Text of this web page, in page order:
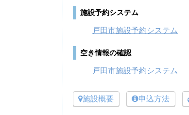
施設予約システム
戸田市施設予約システム
空き情報の確認
戸田市施設予約システム
施設概要 申込方法